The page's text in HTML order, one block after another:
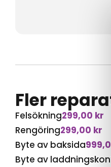
Fler
Felsökning299,00 kr
Rengöring299,00 kr
Byte av baksida
Byte av